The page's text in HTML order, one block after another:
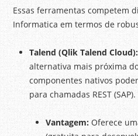
Essas ferramentas competem
Informatica em termos de
Talend (Qlik Talend Cloud):
alternativa mais próxima
componentes nativos
para chamadas REST (SAP).
Vantagem:Oferece